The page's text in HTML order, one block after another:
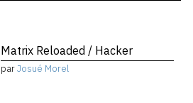
Matrix Reloaded / Hacker
parJosué Morel